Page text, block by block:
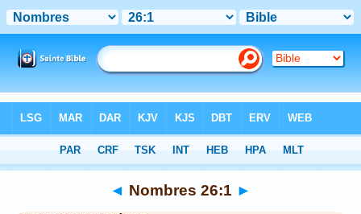
Chapitre 26> Verset 1
◄ Nombres 26:1 ►